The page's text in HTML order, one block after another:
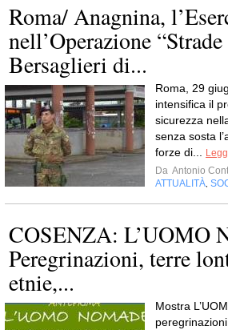
Roma/ Anagnina,
nell’Operazione
Bersaglieri di...
Roma, 29
intensifica il
sicurezza
senza sosta
forze di...
Da Antonio
ATTUALITÀ
COSENZA: L’UOMO
Peregrinazioni, terre
etnie,...
Mostra